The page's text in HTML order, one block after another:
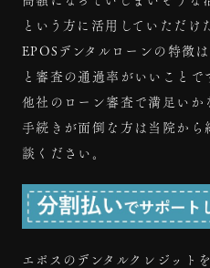
という方に活用していただけ
EPOSデンタルローンの特徴
と審査の通過率がいいことで
他社のローン審査で満足い
手続きが面倒な方は当院から
談ください。
エポスのデンタルクレジット